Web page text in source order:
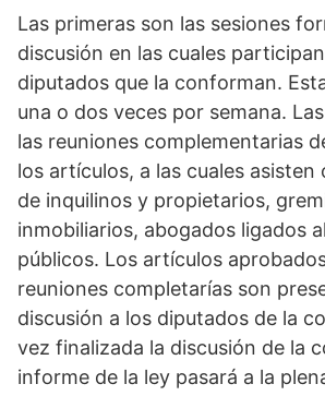
Las primeras son las sesiones
discusión en las cuales participan
diputados que la conforman.
una o dos veces por semana.
las reuniones complementarias
los artículos, a las cuales asisten
de inquilinos y propietarios,
inmobiliarios, abogados ligados
públicos. Los artículos
reuniones completarías son
discusión a los diputados de la
vez finalizada la discusión de la
informe de la ley pasará a la